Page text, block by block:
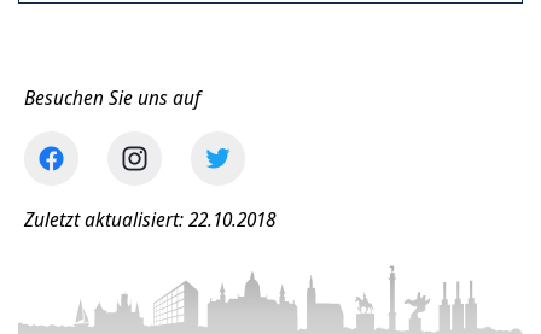
Besuchen Sie uns auf
Zuletzt aktualisiert: 22.10.2018